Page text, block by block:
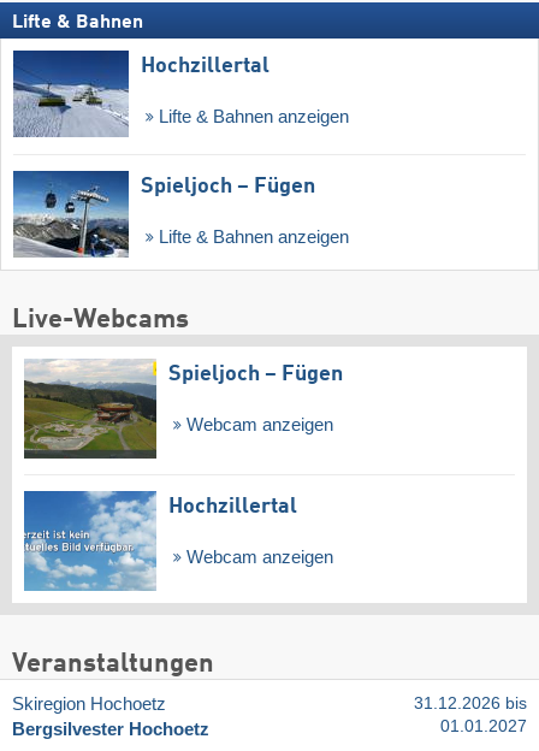
Lifte & Bahnen
Hochzillertal
Lifte & Bahnen anzeigen
Spieljoch – Fügen
Lifte & Bahnen anzeigen
Live-Webcams
Spieljoch – Fügen
Webcam anzeigen
Hochzillertal
Webcam anzeigen
Veranstaltungen
Skiregion Hochoetz
Bergsilvester Hochoetz
31.12.2026 bis
01.01.2027